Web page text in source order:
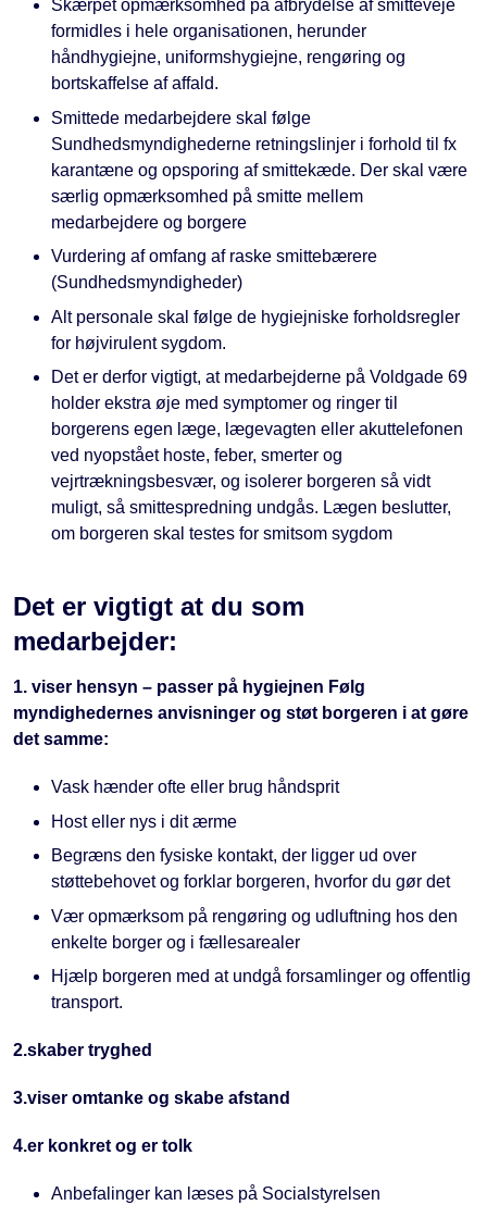
Skærpet opmærksomhed på afbrydelse af smitteveje
formidles i hele organisationen, herunder
håndhygiejne, uniformshygiejne, rengøring og
bortskaffelse af affald.
Smittede medarbejdere skal følge
Sundhedsmyndighederne retningslinjer i forhold til fx
karantæne og opsporing af smittekæde. Der skal være
særlig opmærksomhed på smitte mellem
medarbejdere og borgere
Vurdering af omfang af raske smittebærere
(Sundhedsmyndigheder)
Alt personale skal følge de hygiejniske forholdsregler
for højvirulent sygdom.
Det er derfor vigtigt, at medarbejderne på Voldgade 69
holder ekstra øje med symptomer og ringer til
borgerens egen læge, lægevagten eller akuttelefonen
ved nyopstået hoste, feber, smerter og
vejrtrækningsbesvær, og isolerer borgeren så vidt
muligt, så smittespredning undgås. Lægen beslutter,
om borgeren skal testes for smitsom sygdom
Det er vigtigt at du som
medarbejder:
1. viser hensyn – passer på hygiejnen Følg
myndighedernes anvisninger og støt borgeren i at gøre
det samme:
Vask hænder ofte eller brug håndsprit
Host eller nys i dit ærme
Begræns den fysiske kontakt, der ligger ud over
støttebehovet og forklar borgeren, hvorfor du gør det
Vær opmærksom på rengøring og udluftning hos den
enkelte borger og i fællesarealer
Hjælp borgeren med at undgå forsamlinger og offentlig
transport.
2.skaber tryghed
3.viser omtanke og skabe afstand
4.er konkret og er tolk
Anbefalinger kan læses på Socialstyrelsen